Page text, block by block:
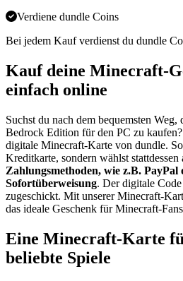
Verdiene dundle Coins
Bei jedem Kauf verdienst du dundle
Kauf deine Minecraft-
einfach online
Suchst du nach dem bequemsten
Bedrock Edition für den PC zu
digitale Minecraft-Karte von dundle.
Kreditkarte, sondern wählst stattdessen
Zahlungsmethoden, wie z.B.
Sofortüberweisung. Der digitale
zugeschickt. Mit unserer Minecraft-
das ideale Geschenk für Minecraft-
Eine Minecraft-Karte
beliebte Spiele